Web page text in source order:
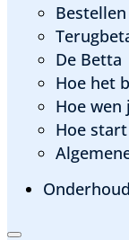
De Betta
Hoe het
Hoe wen
Hoe